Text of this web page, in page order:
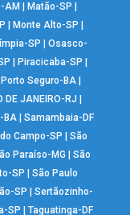
AM Matão-SP
Monte Alto-SP
SP |Osasco-
Piracicaba-SP
Porto Seguro-BA
DE JANEIRO-RJ
BA| Samambaia-DF
Campo-SP |São
Paraíso-MG |São
SP |São Paulo
SP |Sertãozinho-
SP |Taguatinga-DF